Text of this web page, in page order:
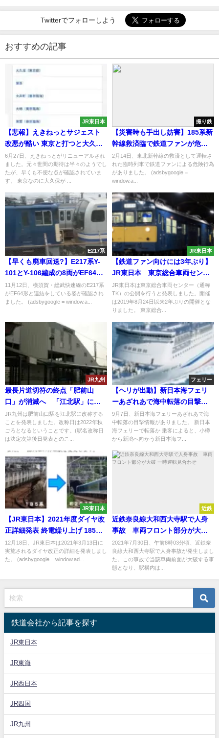
Twitterでフォローしよう
おすすめの記事
JR東日本
【悲報】えきねっとサジェスト
改悪が酷い 東京と打つと大久保
がトップに 阿波大宮問題は?
6月27日、えきねっとがリニューアルされ
ました。元々世間の期待は半々のようでし
たが、早くも不便な点が確認されていま
す。 東京なのに大久保が ...
撮り鉄
【災害時も手出し妨害】185系新
幹線救済臨で鉄道ファンが危険
行為 鉄オタ専用列車か
2月14日、東北新幹線の救済として運転さ
れた臨時列車で鉄道ファンによる危険行為
がありました。 (adsbygoogle =
window.a...
E217系
【早くも廃車回送?】E217系Y-
101とY-106編成の8両がEF64機
関車と連結 E235系置き換え発表
で余命宣告済み
11月12日、横須賀・総武快速線のE217系
がEF64形と連結をしている姿が確認され
ました。 (adsbygoogle = window.a...
JR東日本
【鉄道ファン向けには3年ぶり】
JR東日本 東京総合車両センタ
ー（TK）公開2021 クモヤ143
形も登場
JR東日本は東京総合車両センター（通称
TK）の公開を行うと発表しました。開催
は2019年8月24日以来2年ぶりの開催とな
りました。 東京総合...
JR九州
最長片道切符の終点「肥前山
口」が消滅へ 「江北駅」に改
称へ
JR九州は肥前山口駅を江北駅に改称する
ことを発表しました。改称日は2022年秋
ごろとなるということです。(駅名改称日
は決定次第後日発表とのこ...
フェリー
【ヘリが出動】新日本海フェリ
ーあざれあで海中転落の目撃情
報 捜索のため到着時間未定に
9月7日、新日本海フェリーあざれあで海
中転落の目撃情報がありました。 新日本
海フェリーで転落か 乗客によると、小樽
から新潟へ向かう新日本海フ...
JR東日本
【JR東日本】2021年度ダイヤ改
正詳細発表 終電繰り上げ 185
系・E4系が引退 E131系投入
12月18日、JR東日本は2021年3月13日に
実施されるダイヤ改正の詳細を発表しまし
た。 (adsbygoogle = window.ad...
近鉄
近鉄奈良線大和西大寺駅で人身
事故 車両フロント部分が大破
一時運転見合わせ
2021年7月30日、午前8時03分頃、近鉄奈
良線大和西大寺駅で人身事故が発生しまし
た。この事故で当該車両前面が大破する事
態となり、駅構内は...
鉄道会社から記事を探す
JR東日本
JR東海
JR西日本
JR四国
JR九州